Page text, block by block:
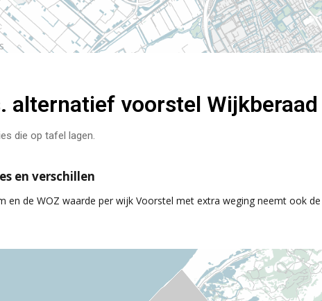
alternatief voorstel
die op tafel lagen.